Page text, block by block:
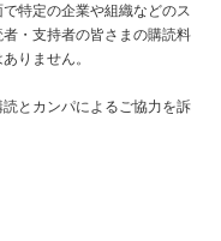
特定の企業や組織などのス
・支持者の皆さまの購読料
りません。
とカンパによるご協力を訴